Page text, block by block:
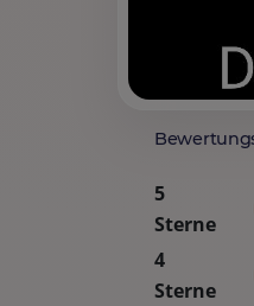
5
Sterne
4
Sterne